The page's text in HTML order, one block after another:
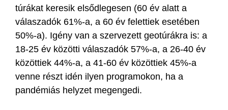
túrákat keresik elsődlegesen (60 év alatt a
válaszadók 61%-a, a 60 év felettiek esetében
50%-a). Igény van a szervezett geotúrákra is: a
18-25 év közötti válaszadók 57%-a, a 26-40 év
közöttiek 44%-a, a 41-60 év közöttiek 45%-a
venne részt idén ilyen programokon, ha a
pandémiás helyzet megengedi.